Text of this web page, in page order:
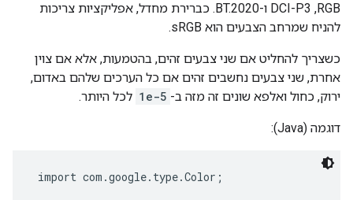
RGB,‏ DCI-P3 ו-BT.2020. כברירת מחדל, אפליקציות צריכות
להניח שמרחב הצבעים הוא sRGB.
כשצריך להחליט אם שני צבעים זהים, בהטמעות, אלא אם צוין
אחרת, שני צבעים נחשבים זהים אם כל הערכים שלהם באדום,
ירוק, כחול ואלפא שונים זה מזה ב- 1e-5 לכל היותר.
דוגמה (Java):
import com.google.type.Color;